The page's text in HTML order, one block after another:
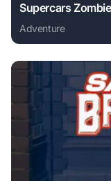
Supercars
Adventure
Play Supercars